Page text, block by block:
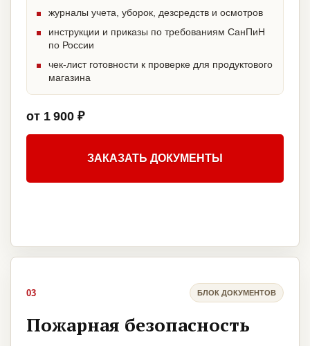
журналы учета, уборок, дезсредств и осмотров
инструкции и приказы по требованиям СанПиН
по России
чек-лист готовности к проверке для продуктового
магазина
от 1 900 ₽
ЗАКАЗАТЬ ДОКУМЕНТЫ
03 БЛОК ДОКУМЕНТОВ
Пожарная безопасность